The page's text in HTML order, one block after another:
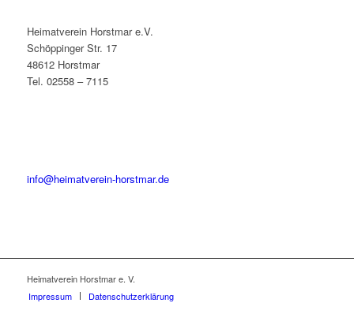
Heimatverein Horstmar e.V.
Schöppinger Str. 17
48612 Horstmar
Tel. 02558 – 7115
info@heimatverein-horstmar.de
Heimatverein Horstmar e. V.
Impressum
Datenschutzerklärung